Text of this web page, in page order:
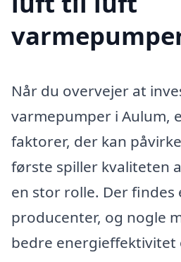
Når du overvejer at
varmepumper i Aulum,
faktorer, der kan
første spiller kvaliteten
en stor rolle. Der
producenter, og nogle
bedre